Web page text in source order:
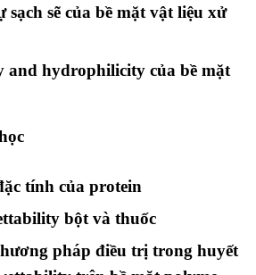
sạch sẽ của bề mặt vật liệu xử
and hydrophilicity của bề mặt
tính của protein
bột và thuốc
pháp điều trị trong huyết